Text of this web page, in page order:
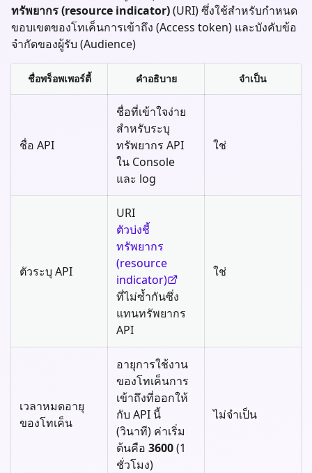
ทรัพยากร (resource indicator)(URI) ซึ่งใช้สำหรับกำหนด
ขอบเขตของโทเค็นการเข้าถึง (Access token) และบังคับข้อ
จำกัดของผู้รับ (Audience)
ชื่อพร็อพเพอร์ตี้ คำอธิบาย จำเป็น
ชื่อ API
ชื่อที่เข้าใจง่าย
สำหรับระบุ
ทรัพยากร API
ใน Console
และ log
ใช่
ตัวระบุ API
URI
ตัวบ่งชี้
ทรัพยากร
(resource
indicator)
ที่ไม่ซ้ำกันซึ่ง
แทนทรัพยากร
API
ใช่
เวลาหมดอายุ
ของโทเค็น
อายุการใช้งาน
ของโทเค็นการ
เข้าถึงที่ออกให้
กับ API นี้
(วินาที) ค่าเริ่ม
ต้นคือ 3600(1
ชั่วโมง)
ไม่จำเป็น